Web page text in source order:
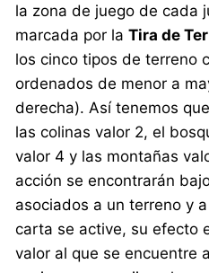
la zona de juego de cada
marcada por laTira de
los cinco tipos de terreno
ordenados de menor a
derecha). Así tenemos
las colinas valor 2, el
valor 4 y las montañas
acción se encontrarán
asociados a un terreno y
carta se active, su efecto
valor al que se encuentre